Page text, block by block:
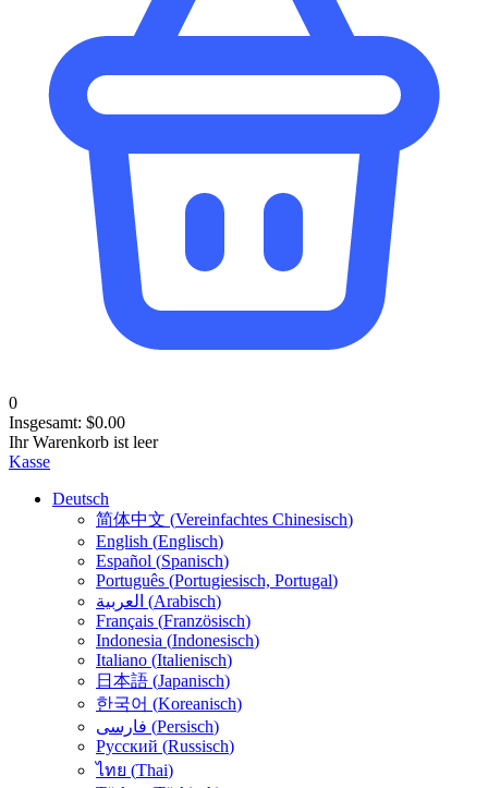
0
Insgesamt: $0.00
Ihr Warenkorb ist leer
Kasse
Deutsch
简体中文 (Vereinfachtes Chinesisch)
English (Englisch)
Español (Spanisch)
Português (Portugiesisch, Portugal)
العربية (Arabisch)
Français (Französisch)
Indonesia (Indonesisch)
Italiano (Italienisch)
日本語 (Japanisch)
한국어 (Koreanisch)
فارسی (Persisch)
Русский (Russisch)
ไทย (Thai)